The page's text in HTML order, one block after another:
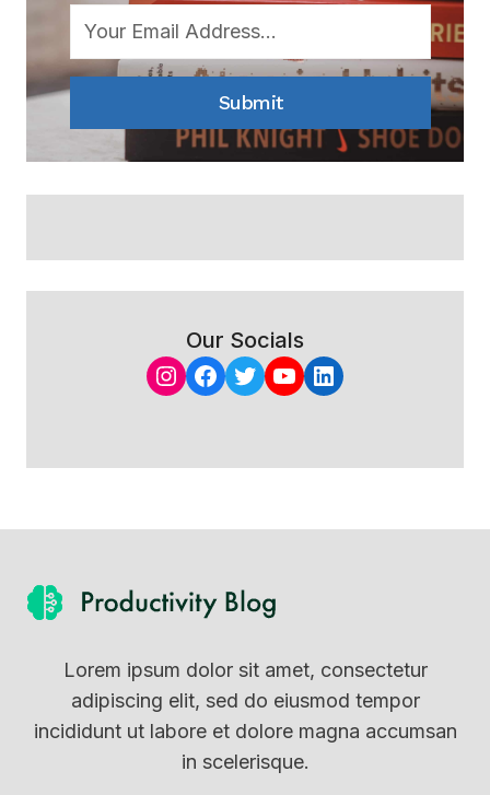
Submit
Our Socials
Instagram
Facebook
Twitter
YouTube
LinkedIn
Lorem ipsum dolor sit amet, consectetur
adipiscing elit, sed do eiusmod tempor
incididunt ut labore et dolore magna accumsan
in scelerisque.